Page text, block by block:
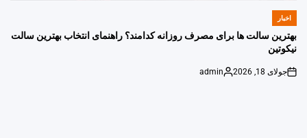
POSTED
اخبار
بهترین سالت ها برای مصرف روزانه کدامند؟ راهنمای انتخاب بهترین سالت
نیکوتین
on
جولای 18, 2026
Posted
admin